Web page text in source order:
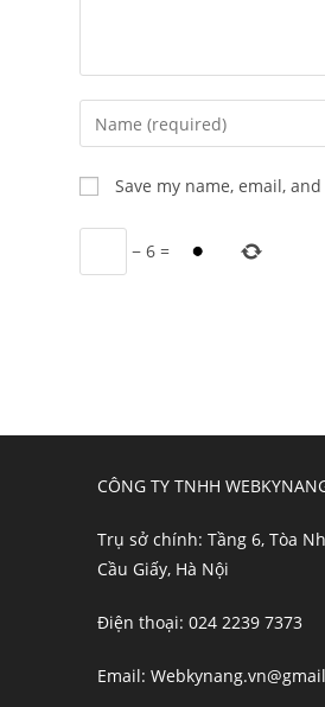
Enter
your
name
or
username
Save my name, email,
−6 =
CÔNG TY TNHH
Trụ sở chính: Tầng 6, Tòa
Cầu Giấy, Hà Nội
Điện thoại: 024 2239 7373
Email: